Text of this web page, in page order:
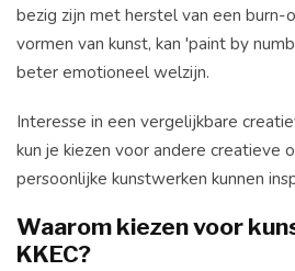
bezig zijn met herstel van een burn-
vormen van kunst, kan 'paint by
beter emotioneel welzijn.
Interesse in een vergelijkbare
kun je kiezen voor andere creatieve
persoonlijke kunstwerken kunnen
Waarom kiezen voor
KKEC?